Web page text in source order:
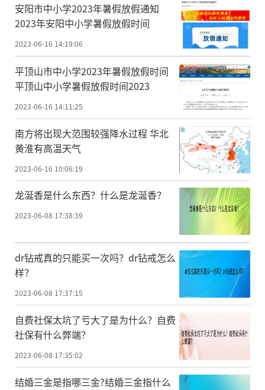
安阳市中小学2023年暑假放假通知
2023年安阳中小学暑假放假时间
2023-06-16 14:19:06
平顶山市中小学2023年暑假放假时间
平顶山中小学暑假放假时间2023
2023-06-16 14:11:25
南方将出现大范围较强降水过程 华北
黄淮有高温天气
2023-06-16 10:06:19
龙涎香是什么东西？什么是龙涎香？
2023-06-08 17:38:39
dr钻戒真的只能买一次吗？dr钻戒怎么
样？
2023-06-08 17:37:15
自费社保太坑了亏大了是为什么？自费
社保有什么弊端？
2023-06-08 17:35:02
结婚三金是指哪三金?结婚三金指什么